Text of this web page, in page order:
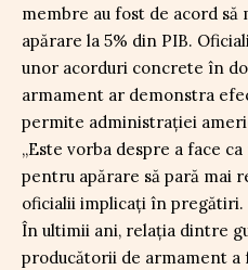
membre au fost de acord
apărare la 5% din PIB.
unor acorduri concrete în
armament ar demonstra
permite administrației
„Este vorba despre a face
pentru apărare să pară mai
oficialii implicați în pregătiri.
În ultimii ani, relația dintre
producătorii de armament